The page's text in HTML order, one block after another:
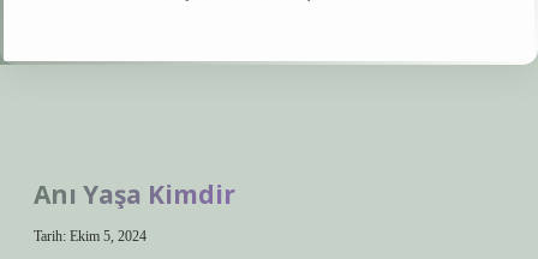
Anı Yaşa Kimdir
Tarih: Ekim 5, 2024